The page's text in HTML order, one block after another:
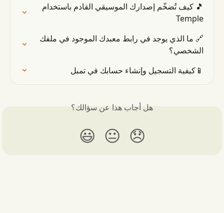
🎵 كيف تُضخّم إصدارك الموسيقي القادم باستخدام
Temple
🔗 ما الذي يوجد في رابط معبدك الموجود في ملفك
الشخصي؟
📱كيفية التسجيل وإنشاء حسابك في تمبل
هل أجاب هذا عن سؤالك؟
😞
😐
😃